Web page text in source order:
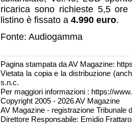
ricarica sono richieste 5,5
listino è fissato a 4.990 euro.
Fonte: Audiogamma
Pagina stampata da AV Magazine:
Vietata la copia e la distribuzione
s.n.c.
Per maggiori informazioni : https://
Copyright 2005 - 2026 AV Magazine
AV Magazine - registrazione Tribunale
Direttore Responsabile: Emidio